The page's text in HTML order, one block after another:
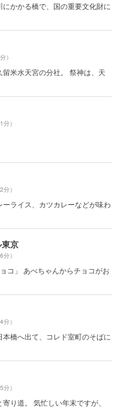
かかる橋で、国の重要文化財に
）
米水天宮の分社。 祭神は、天
分）
分）
ライス、カツカレーなどが味わ
京
分）
コ」 あべちゃんからチョコがお
分）
橋へ出て、コレド室町のそばに
分）
り道。 気忙しい年末ですが、